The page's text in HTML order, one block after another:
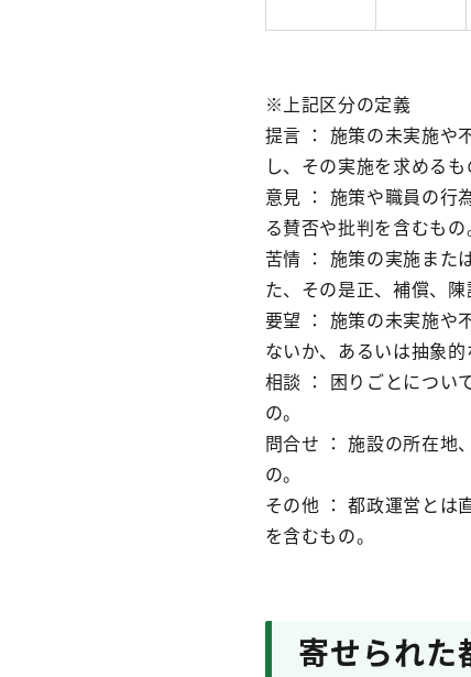
※上記区分の定義
提言 ： 施策の未実施や
し、その実施を求めるも
意見 ： 施策や職員の行
る賛否や批判を含むもの
苦情 ： 施策の実施また
た、その是正、補償、陳
要望 ： 施策の未実施や
ないか、あるいは抽象的
相談 ： 困りごとについ
の。
問合せ ： 施設の所在地
の。
その他 ： 都政運営とは
を含むもの。
寄せられた